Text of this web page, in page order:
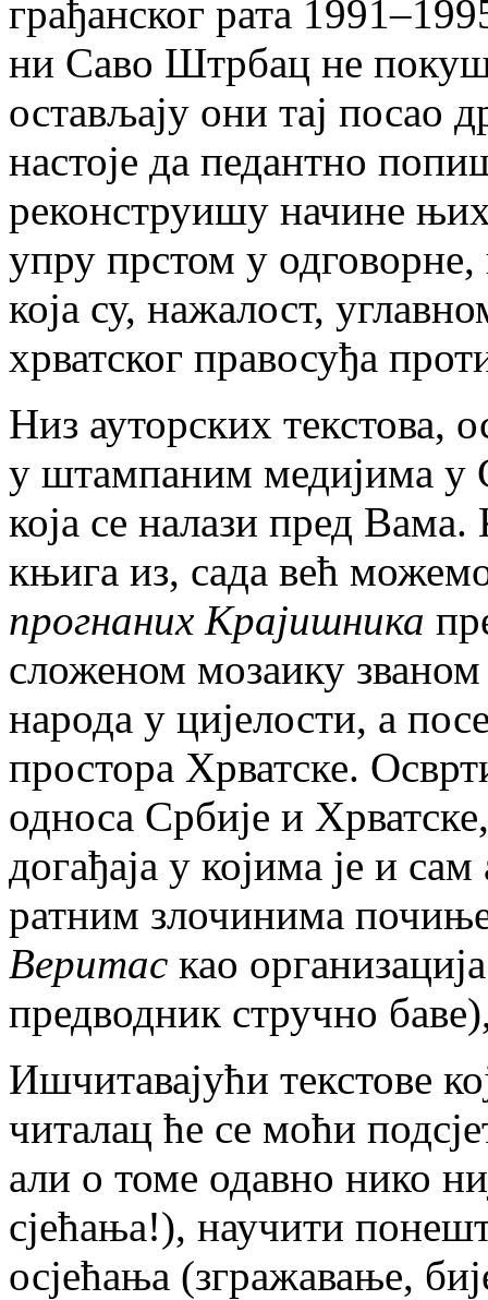
грађанског рата
ни Саво Штрбац не
остављају они тај посао
настоје да педантно
реконструишу начине
упру прстом у одговорне,
која су, нажалост,
хрватског правосуђа
Низ ауторских текстова,
у штампаним медијима у
која се налази пред
књига из, сада већ
прогнаних Крајишника
сложеном мозаику званом
народа у цијелости, а
простора Хрватске.
односа Србије и
догађаја у којима је и
ратним злочинима
Веритас као
предводник стручно
Ишчитавајући текстове
читалац ће се моћи
али о томе одавно нико
сјећања!), научити
осјећања (згражавање,